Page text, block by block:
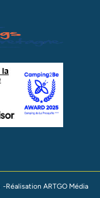
Réalisation ARTGO Média